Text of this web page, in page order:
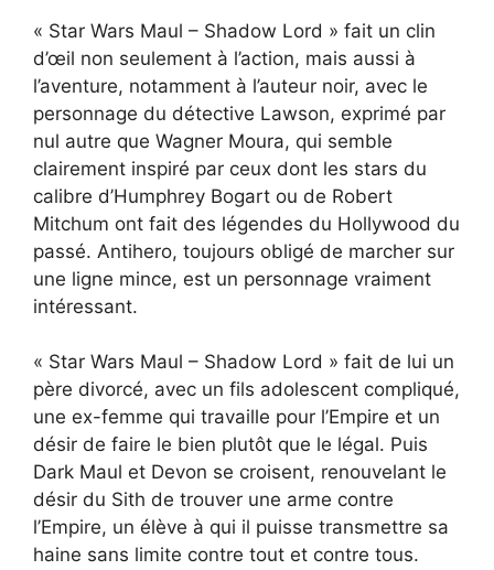
« Star Wars Maul – Shadow Lord » fait un clin
d’œil non seulement à l’action, mais aussi à
l’aventure, notamment à l’auteur noir, avec le
personnage du détective Lawson, exprimé par
nul autre que Wagner Moura, qui semble
clairement inspiré par ceux dont les stars du
calibre d’Humphrey Bogart ou de Robert
Mitchum ont fait des légendes du Hollywood du
passé. Antihero, toujours obligé de marcher sur
une ligne mince, est un personnage vraiment
intéressant.
« Star Wars Maul – Shadow Lord » fait de lui un
père divorcé, avec un fils adolescent compliqué,
une ex-femme qui travaille pour l’Empire et un
désir de faire le bien plutôt que le légal. Puis
Dark Maul et Devon se croisent, renouvelant le
désir du Sith de trouver une arme contre
l’Empire, un élève à qui il puisse transmettre sa
haine sans limite contre tout et contre tous.